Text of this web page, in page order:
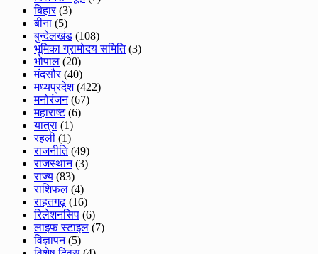
बिहार(3)
बीना (5)
बुन्देलखंड (108)
भूमिका ग्रामोदय समिति(3)
भोपाल (20)
मंदसौर(40)
मध्यप्रदेश(422)
मनोरंजन(67)
महाराष्ट(6)
यात्रा (1)
रहली (1)
राजनीति(49)
राजस्थान(3)
राज्य (83)
राशिफल (4)
राहतगढ़ (16)
रिलेशनसिप (6)
लाइफ स्टाइल (7)
विज्ञापन(5)